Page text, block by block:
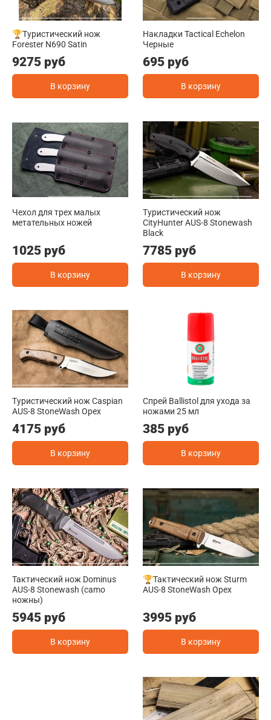
🏆Туристический нож
Forester N690 Satin
9275 руб
В корзину
Накладки Tactical Echelon
Черные
695 руб
В корзину
Чехол для трех малых
метательных ножей
1025 руб
В корзину
Туристичеcкий нож
CityHunter AUS-8 Stonewash
Black
7785 руб
В корзину
Туристический нож Caspian
AUS-8 StoneWash Орех
4175 руб
В корзину
Спрей Ballistol для ухода за
ножами 25 мл
385 руб
В корзину
Тактический нож Dominus
AUS-8 Stonewash (camo
ножны)
5945 руб
В корзину
🏆Тактический нож Sturm
AUS-8 StoneWash Орех
3995 руб
В корзину